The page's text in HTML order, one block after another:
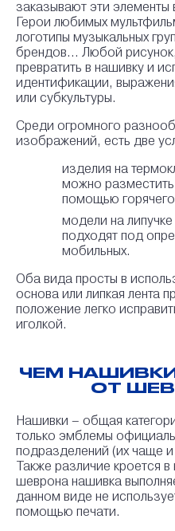
заказывают эти элементы
Герои любимых
логотипы музыкальных
брендов... Любой
превратить в нашивку и
идентификации,
или субкультуры.
Среди огромного
изображений, есть две
изделия на
можно
помощью горячего
модели на
подходят под
мобильных.
Оба вида просты в
основа или липкая лента
положение легко
иголкой.
ЧЕМ
ОТ
Нашивки – общая
только эмблемы
подразделений (их чаще
Также различие кроется
шеврона нашивка
данном виде не
помощью печати.